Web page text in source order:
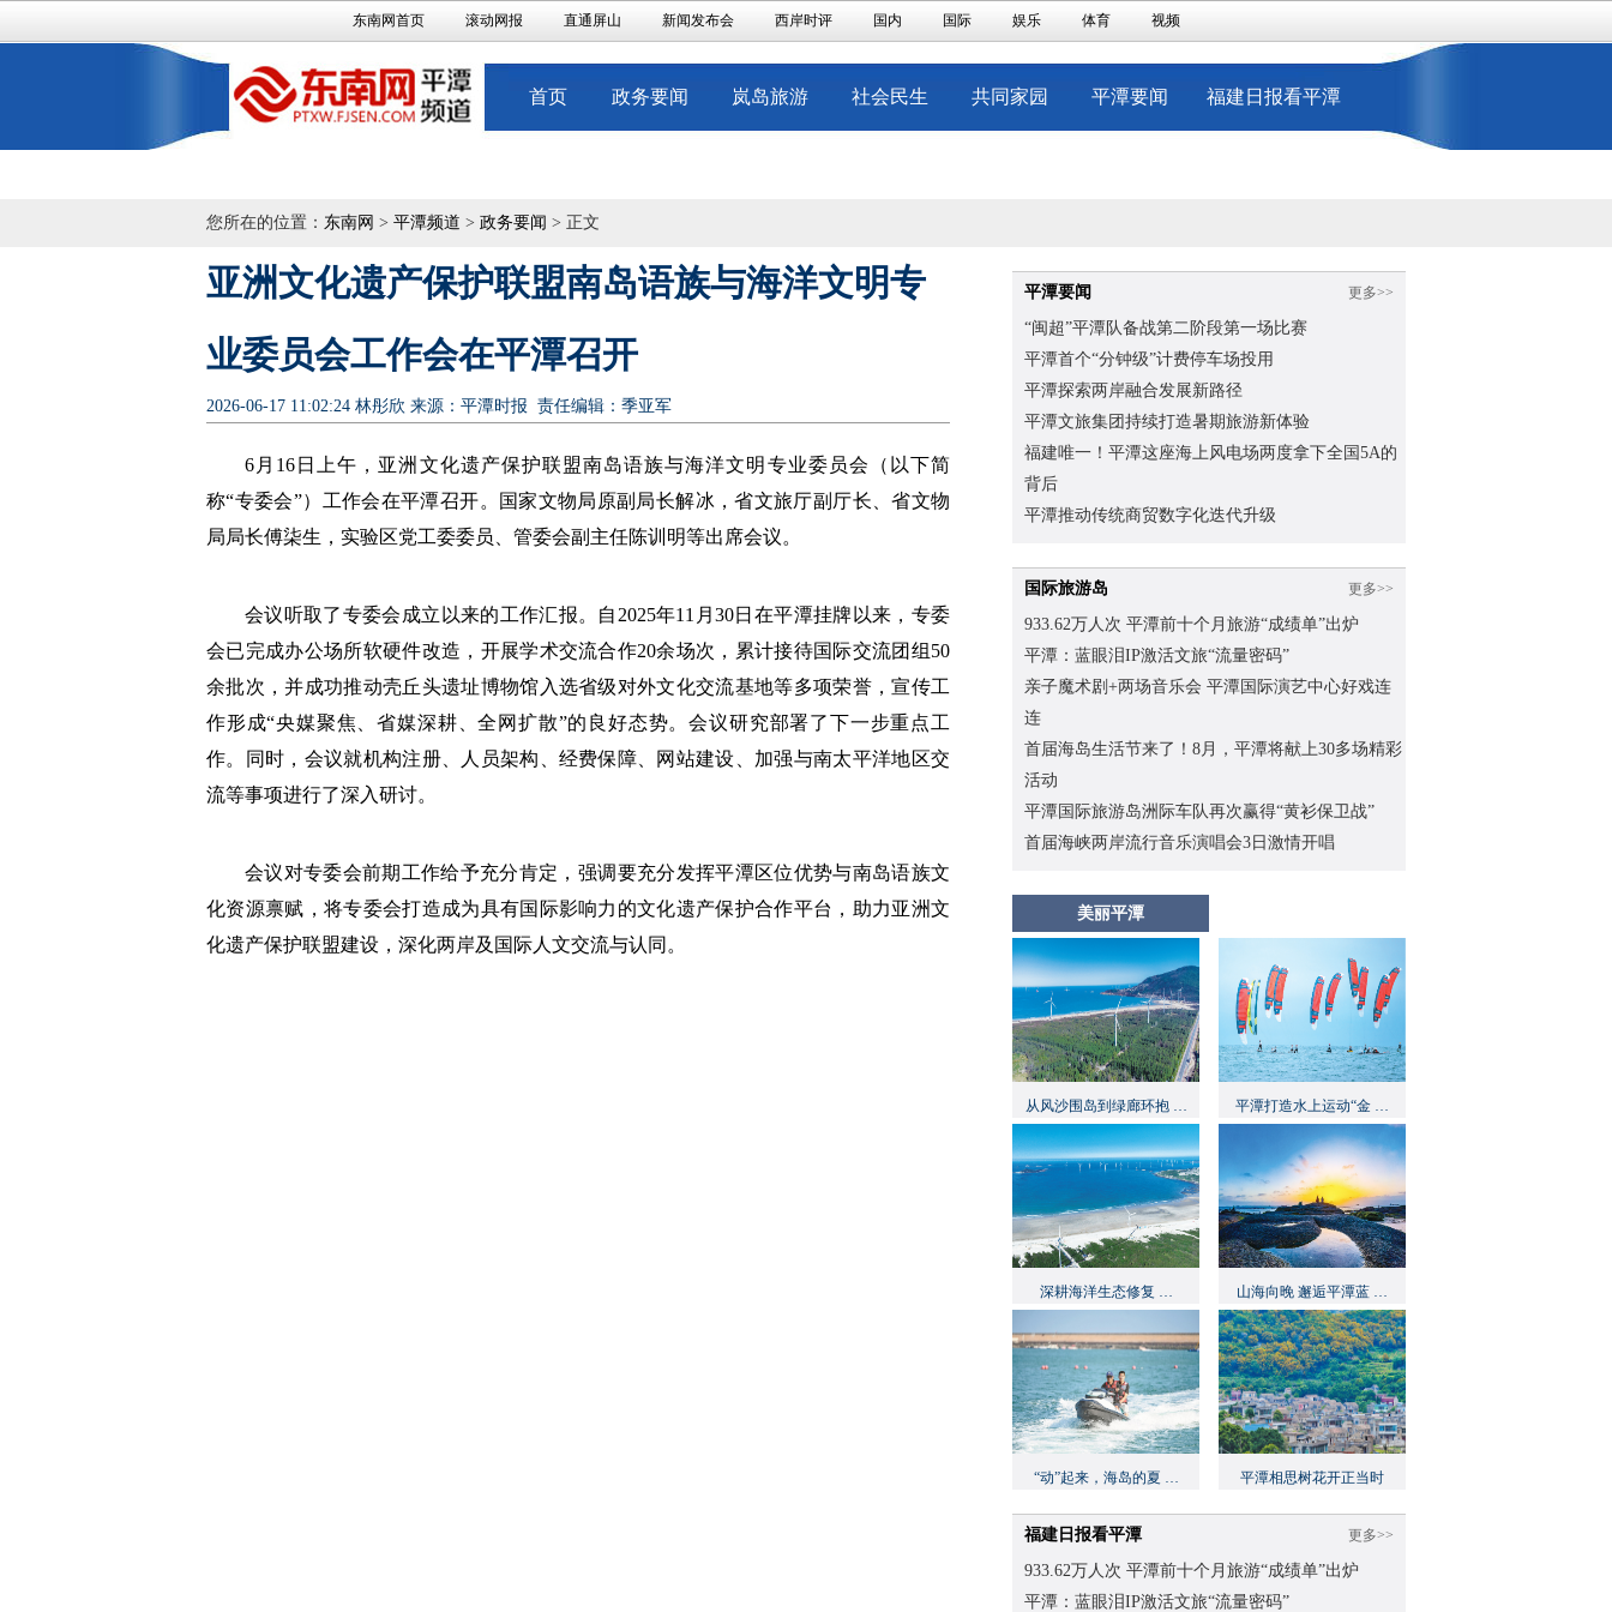
东南网首页 滚动网报 直通屏山 新闻发布会 西岸时评 国内 国际 娱乐 体育 视频
首页 政务要闻 岚岛旅游 社会民生 共同家园 平潭要闻 福建日报看平潭
您所在的位置： 东南网 > 平潭频道 > 政务要闻 > 正文
亚洲文化遗产保护联盟南岛语族与海洋文明专
业委员会工作会在平潭召开
2026-06-17 11:02:24 林彤欣 来源：平潭时报 责任编辑：季亚军
6月16日上午，亚洲文化遗产保护联盟南岛语族与海洋文明专业委员会（以下简
称“专委会”）工作会在平潭召开。国家文物局原副局长解冰，省文旅厅副厅长、省文物
局局长傅柒生，实验区党工委委员、管委会副主任陈训明等出席会议。
会议听取了专委会成立以来的工作汇报。自2025年11月30日在平潭挂牌以来，专委
会已完成办公场所软硬件改造，开展学术交流合作20余场次，累计接待国际交流团组50
余批次，并成功推动壳丘头遗址博物馆入选省级对外文化交流基地等多项荣誉，宣传工
作形成“央媒聚焦、省媒深耕、全网扩散”的良好态势。会议研究部署了下一步重点工
作。同时，会议就机构注册、人员架构、经费保障、网站建设、加强与南太平洋地区交
流等事项进行了深入研讨。
会议对专委会前期工作给予充分肯定，强调要充分发挥平潭区位优势与南岛语族文
化资源禀赋，将专委会打造成为具有国际影响力的文化遗产保护合作平台，助力亚洲文
化遗产保护联盟建设，深化两岸及国际人文交流与认同。
更多>>
平潭要闻
“闽超”平潭队备战第二阶段第一场比赛
平潭首个“分钟级”计费停车场投用
平潭探索两岸融合发展新路径
平潭文旅集团持续打造暑期旅游新体验
福建唯一！平潭这座海上风电场两度拿下全国5A的
背后
平潭推动传统商贸数字化迭代升级
更多>>
国际旅游岛
933.62万人次 平潭前十个月旅游“成绩单”出炉
平潭：蓝眼泪IP激活文旅“流量密码”
亲子魔术剧+两场音乐会 平潭国际演艺中心好戏连
连
首届海岛生活节来了！8月，平潭将献上30多场精彩
活动
平潭国际旅游岛洲际车队再次赢得“黄衫保卫战”
首届海峡两岸流行音乐演唱会3日激情开唱
美丽平潭
从风沙围岛到绿廊环抱 … 平潭打造水上运动“金 …
深耕海洋生态修复 … 山海向晚 邂逅平潭蓝 …
“动”起来，海岛的夏 … 平潭相思树花开正当时
更多>>
福建日报看平潭
933.62万人次 平潭前十个月旅游“成绩单”出炉
平潭：蓝眼泪IP激活文旅“流量密码”